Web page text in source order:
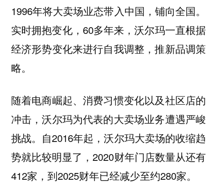
1996年将大卖场业态带入中国，铺向全国。
实时拥抱变化，60多年来，沃尔玛一直根据
经济形势变化来进行自我调整，推新品调策
略。
随着电商崛起、消费习惯变化以及社区店的
冲击，沃尔玛为代表的大卖场业务遭遇严峻
挑战。自2016年起，沃尔玛大卖场的收缩趋
势就比较明显了，2020财年门店数量从还有
412家，到2025财年已经减少至约280家。